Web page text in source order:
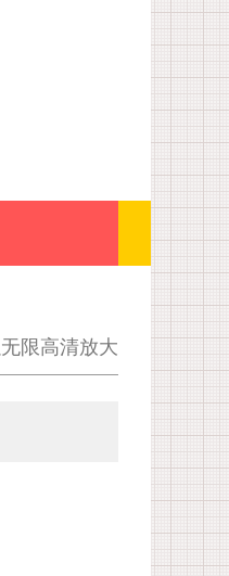
限高清放大